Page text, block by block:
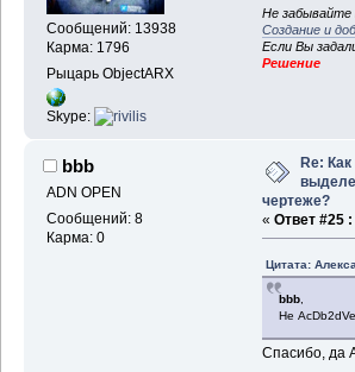
Сообщений: 13938
Карма: 1796
Рыцарь ObjectARX
Skype:
Не забывайте
Создание и
Если Вы
Решение
bbb
ADN OPEN
Сообщений: 8
Карма: 0
Re:
чертеже?
« Ответ #25 :
Цитата:
bbb,
Не
Спасибо, да